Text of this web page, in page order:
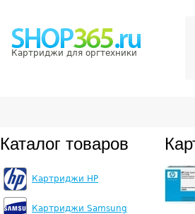
Картриджи для оргтехники
Каталог товаров
Картриджи HP
Картриджи Samsung